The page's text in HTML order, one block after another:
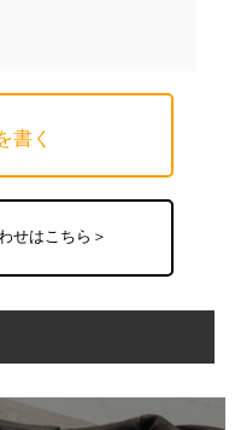
書く
せはこちら＞